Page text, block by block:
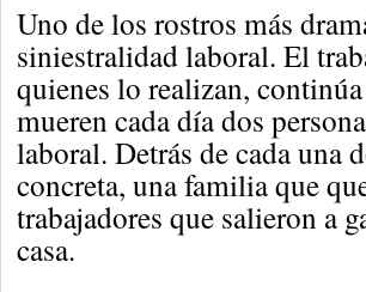
Uno de los rostros más
siniestralidad laboral. El
quienes lo realizan,
mueren cada día dos
laboral. Detrás de cada una
concreta, una familia que
trabajadores que salieron a
casa.